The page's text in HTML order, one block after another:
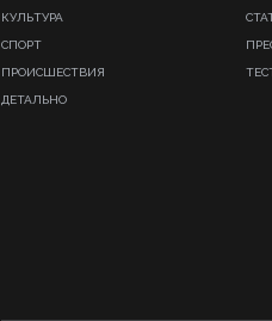
КУЛЬТУРА
СПОРТ
ПРОИСШЕСТВИЯ
ДЕТАЛЬНО